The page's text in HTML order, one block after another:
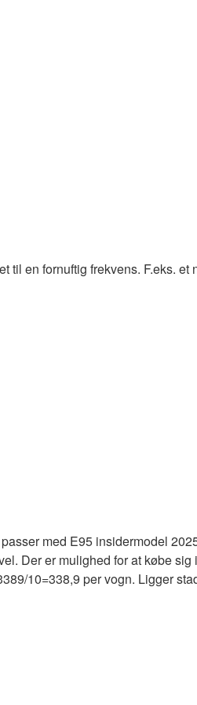
en fornuftig frekvens. F.eks. et
med E95 insidermodel
Der er mulighed for at købe
10=338,9 per vogn. Ligger